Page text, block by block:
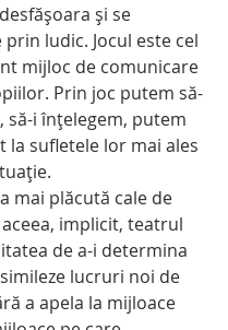
şi se
ludic. Jocul este cel
mijloc de comunicare
Prin joc putem să-
să-i înţelegem, putem
la sufletele lor mai ales
mai plăcută cale de
implicit, teatrul
de a-i determina
lucruri noi de
a apela la mijloace